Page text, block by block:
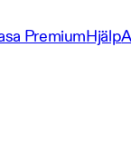
PremiumHjälp